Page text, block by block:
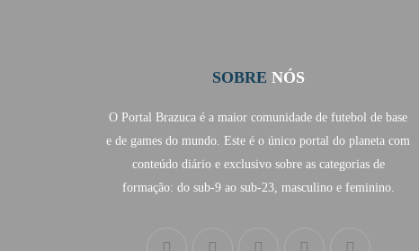
SOBRE NÓS
O Portal Brazuca é a maior comunidade de futebol de base
e de games do mundo. Este é o único portal do planeta com
conteúdo diário e exclusivo sobre as categorias de
formação: do sub-9 ao sub-23, masculino e feminino.